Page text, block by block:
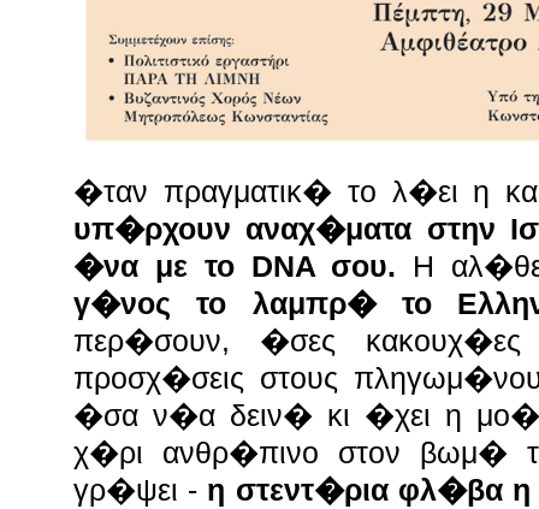
�ταν πραγματικ� το λ�ει η
υπ�ρχουν αναχ�ματα στην
�να με το DNA σου. Η
γ�νος το λαμπρ� το
περ�σουν, �σες
προσχ�σεις στους
�σα ν�α δειν� κι �χει η
χ�ρι ανθρ�πινο στον βωμ�
γρ�ψει - η στεντ�ρια φλ�βα